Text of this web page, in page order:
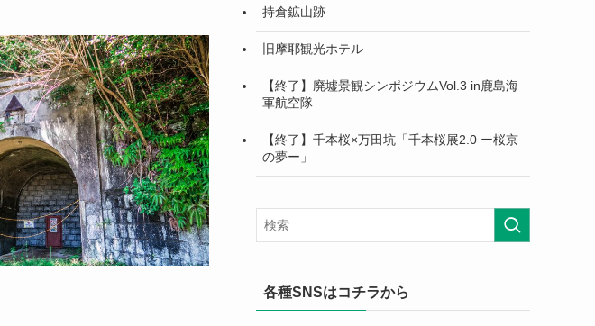
持倉鉱山跡
旧摩耶観光ホテル
【終了】廃墟景観シンポジウムVol.3 in鹿島海
軍航空隊
【終了】千本桜×万田坑「千本桜展2.0 ー桜京
の夢ー」
各種SNSはコチラから